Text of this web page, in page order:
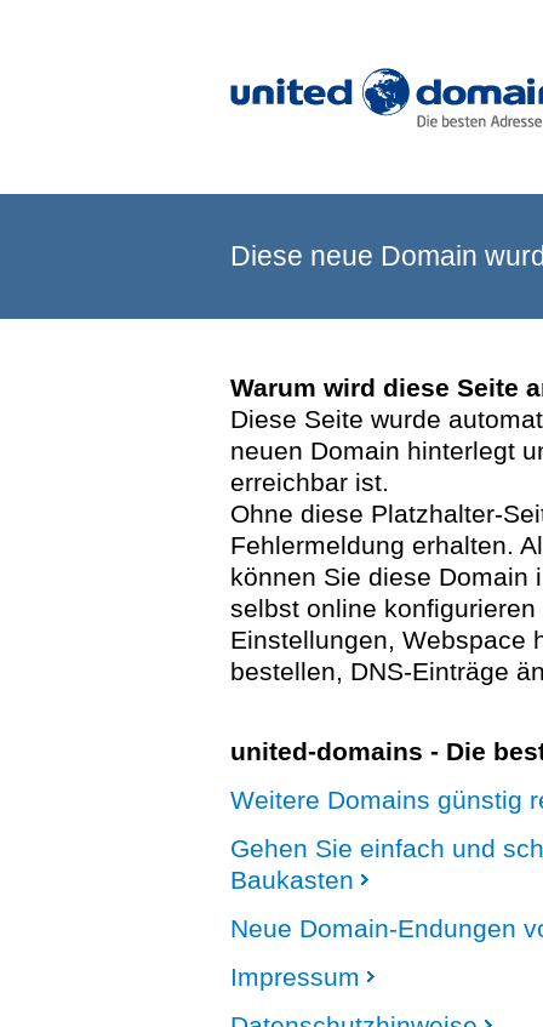
Diese neue Domain
Warum wird diese Seite
Diese Seite wurde
neuen Domain hinterlegt
erreichbar ist.
Ohne diese Platzhalter-
Fehlermeldung erhalten.
können Sie diese Domain
selbst online
Einstellungen, Webspace
bestellen, DNS-Einträge
united-domains - Die
Weitere Domains günstig
Gehen Sie einfach und
Baukasten
Neue Domain-Endungen
Impressum